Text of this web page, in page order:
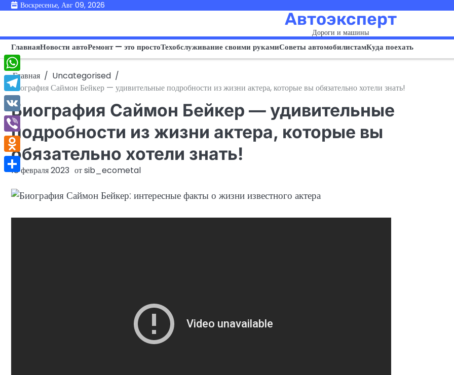
ПерейтиВоскресенье, Авг 09, 2026
Автоэксперт
Дороги и машины
ГлавнаяНовости автоРемонт — это простоТехобслуживание своими рукамиСоветы автомобилистамКуда поехать
Главная
Uncategorised
Биография Саймон Бейкер — удивительные подробности из жизни актера, которые вы обязательно хотели знать!
Биография Саймон Бейкер — удивительные
подробности из жизни актера, которые вы
обязательно хотели знать!
18 февраля 2023 отsib_ecometal
WhatsApp
Telegram
VK
Viber
Odnoklassniki